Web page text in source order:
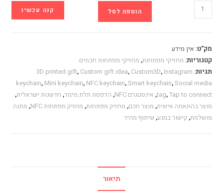
כמות
של
מפתחות
NFC
טיק
טוק
הוספה לסל קנה עכשיו
מק"ט: אין מידע
קטגוריות: מחזיקי מפתחות, מחזיקי מפתחות חכמים
תגיות:
3D printed gift, Custom gift idea, Custom3D, Instagram
keychain, Mini keychain, NFC keychain,Smart keychain,Social media
tag,Tap to connect
, אינסטגרם NFC , הדפסת תלת מימד, חדשנות ישראלית,
מוצר בהתאמה אישית, מוצר חכם, מחזיק מפתחות, מחזיק מפתחות NFC , מתנה
מושלמת, קישור במגע, שיתוף מהיר
תיאור